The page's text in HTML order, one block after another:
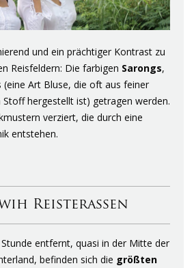
und ein prächtiger Kontrast zu
Reisfeldern: Die farbigen Sarongs,
(eine Art Bluse, die oft aus feiner
hergestellt ist) getragen werden.
verziert, die durch eine
entstehen.
Reisterassen
entfernt, quasi in der Mitte der
befinden sich die größten